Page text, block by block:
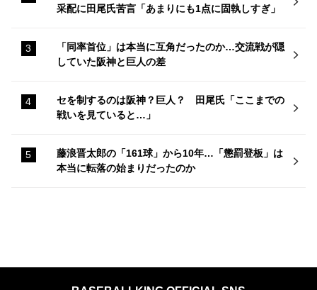
采配に田尾氏苦言「あまりにも1点に固執しすぎ」
「同率首位」は本当に互角だったのか…交流戦が隠
していた阪神と巨人の差
セを制するのは阪神？巨人？ 田尾氏「ここまでの
戦いを見ていると…」
藤浪晋太郎の「161球」から10年…「懲罰登板」は
本当に転落の始まりだったのか